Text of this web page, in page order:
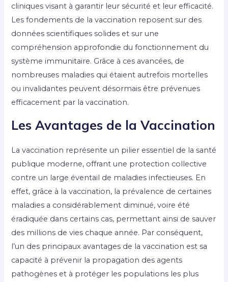
cliniques visant à garantir leur sécurité et leur efficacité.
Les fondements de la vaccination reposent sur des
données scientifiques solides et sur une
compréhension approfondie du fonctionnement du
système immunitaire. Grâce à ces avancées, de
nombreuses maladies qui étaient autrefois mortelles
ou invalidantes peuvent désormais être prévenues
efficacement par la vaccination.
Les Avantages de la Vaccination
La vaccination représente un pilier essentiel de la santé
publique moderne, offrant une protection collective
contre un large éventail de maladies infectieuses. En
effet, grâce à la vaccination, la prévalence de certaines
maladies a considérablement diminué, voire été
éradiquée dans certains cas, permettant ainsi de sauver
des millions de vies chaque année. Par conséquent,
l’un des principaux avantages de la vaccination est sa
capacité à prévenir la propagation des agents
pathogènes et à protéger les populations les plus